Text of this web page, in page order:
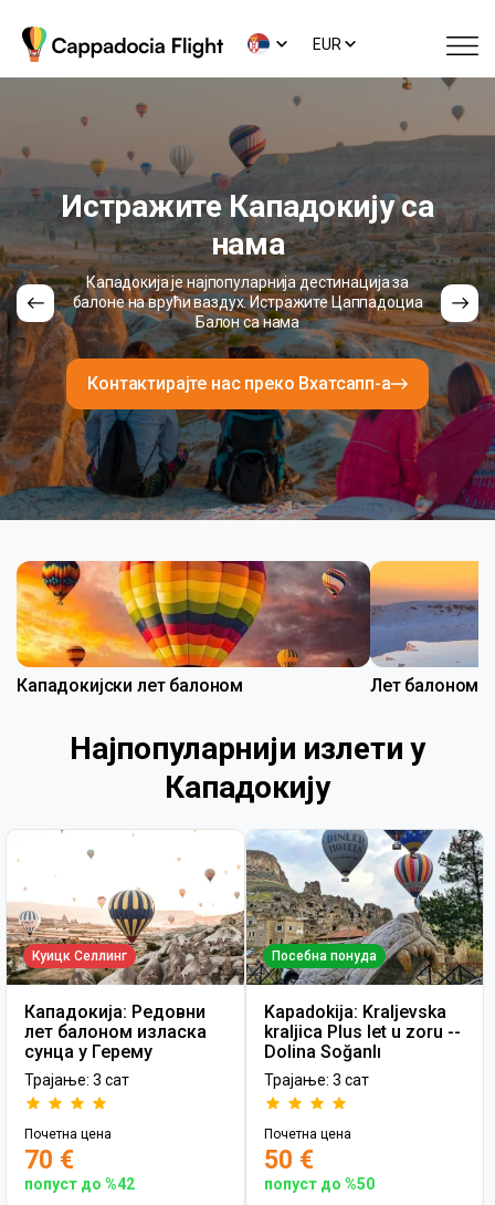
EUR
Истражите Кападокију са
нама
Кападокија је најпопуларнија дестинација за
балоне на врући ваздух. Истражите Цаппадоциа
Балон са нама
Контактирајте нас преко Вхатсапп-а
Кападокијски лет балоном Лет балоном
Најпопуларнији излети у
Кападокију
Куицк Селлинг
Кападокија: Редовни
лет балоном изласка
сунца у Герему
Трајање: 3 сат
Почетна цена
70 €
попуст до %42
Посебна понуда
Kapadokija: Kraljevska
kraljica Plus let u zoru --
Dolina Soğanlı
Трајање: 3 сат
Почетна цена
50 €
попуст до %50